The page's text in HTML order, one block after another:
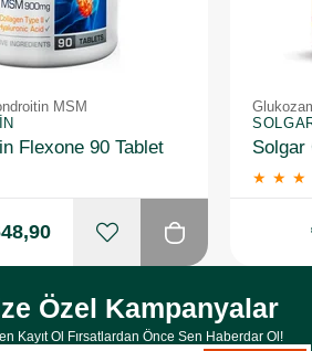
MSM
Flexone 90 Tablet
★ ★ ★
Özel Kampanyalar
Kayıt Ol Fırsatlardan Önce Sen Haberdar Ol!